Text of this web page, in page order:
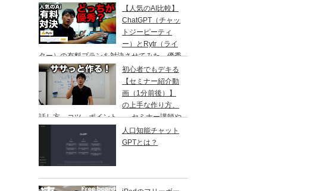
【人気のAI比較】
ChatGPT（チャッ
トジーピーティ
ー）とRytr（ライ
ター）の有料プランを対決させてみた。優秀
なのはどっちなのか？
初心者でもデキる
【セミナー紹介動
画（1分前後）】
の上手な作り方、
話し方、コツ、ポイント、 セミナー講師や
研修講師の方ご参考に
人口知能チャット
GPTとは？